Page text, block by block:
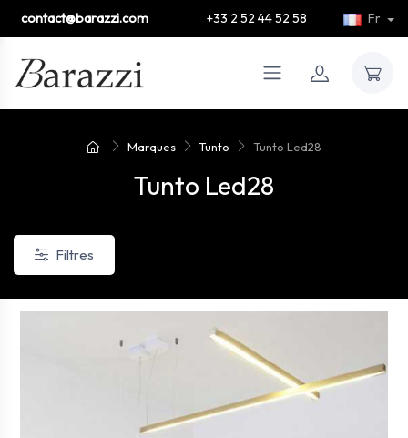
contact@barazzi.com +33 2 52 44 52 58 Fr
Marques Tunto Tunto Led28
Tunto Led28
Filtres